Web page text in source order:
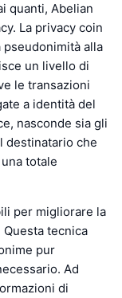
quanti, Abelian
La privacy coin
alla
un livello di
le transazioni
a identità del
nasconde sia gli
destinatario che
totale
per migliorare la
tecnica
pur
Ad
di